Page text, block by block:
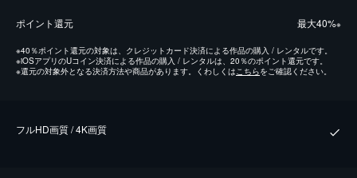
ポイント還元 最⼤40%※
※40％ポイント還元の対象は、クレジットカード決済による作品の購入 / レンタルです。
※iOSアプリのUコイン決済による作品の購入 / レンタルは、20％のポイント還元です。
※還元の対象外となる決済方法や商品があります。くわしくはこちらをご確認ください。
フルHD画質 / 4K画質